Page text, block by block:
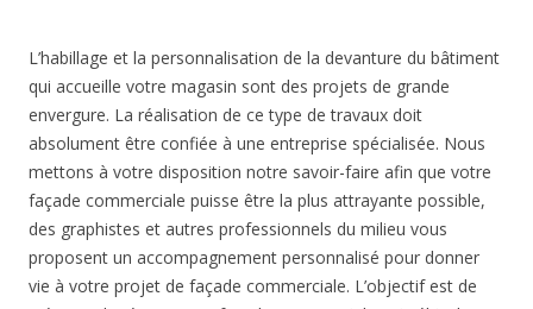
L’habillage et la personnalisation de la devanture du bâtiment
qui accueille votre magasin sont des projets de grande
envergure. La réalisation de ce type de travaux doit
absolument être confiée à une entreprise spécialisée. Nous
mettons à votre disposition notre savoir-faire afin que votre
façade commerciale puisse être la plus attrayante possible,
des graphistes et autres professionnels du milieu vous
proposent un accompagnement personnalisé pour donner
vie à votre projet de façade commerciale. L’objectif est de